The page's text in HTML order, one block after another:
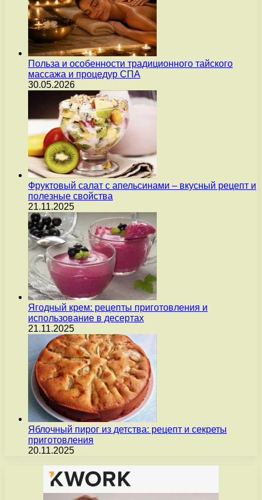
Польза и особенности традиционного тайского
массажа и процедур СПА
30.05.2026
Фруктовый салат с апельсинами – вкусный рецепт и
полезные свойства
21.11.2025
Ягодный крем: рецепты приготовления и
использование в десертах
21.11.2025
Яблочный пирог из детства: рецепт и секреты
приготовления
20.11.2025